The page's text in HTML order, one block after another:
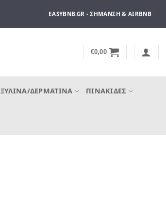
EASYBNB.GR - ΣΉΜΑΝΣΗ & AIRBNB
€0,00
ΞΎΛΙΝΑ/ΔΕΡΜΆΤΙΝΑ ΠΙΝΑΚΊΔΕΣ